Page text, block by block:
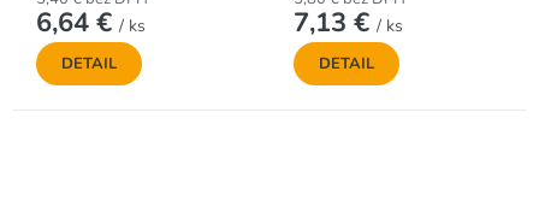
6,64 € / ks
DETAIL
7,13 € / ks
DETAIL